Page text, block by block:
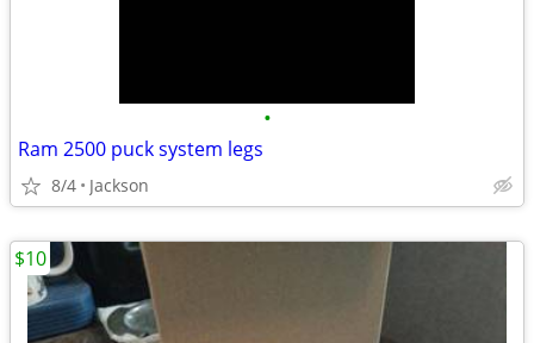
•
Ram 2500 puck system legs
8/4 Jackson
$10